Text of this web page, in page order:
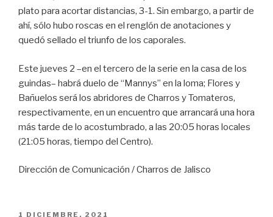
plato para acortar distancias, 3-1. Sin embargo, a partir de
ahí, sólo hubo roscas en el renglón de anotaciones y
quedó sellado el triunfo de los caporales.
Este jueves 2 –en el tercero de la serie en la casa de los
guindas– habrá duelo de “Mannys” en la loma; Flores y
Bañuelos será los abridores de Charros y Tomateros,
respectivamente, en un encuentro que arrancará una hora
más tarde de lo acostumbrado, a las 20:05 horas locales
(21:05 horas, tiempo del Centro).
Dirección de Comunicación / Charros de Jalisco
PUBLICADO
1 DICIEMBRE, 2021